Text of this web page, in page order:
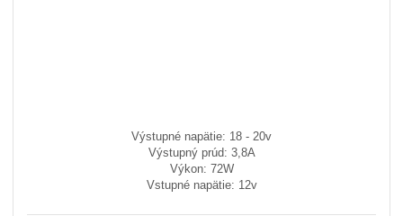
Výstupné napätie: 18 - 20v
Výstupný prúd: 3,8A
Výkon: 72W
Vstupné napätie: 12v